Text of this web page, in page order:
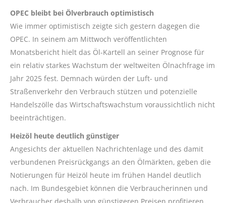
OPEC bleibt bei Ölverbrauch optimistisch
Wie immer optimistisch zeigte sich gestern dagegen die
OPEC. In seinem am Mittwoch veröffentlichten
Monatsbericht hielt das Öl-Kartell an seiner Prognose für
ein relativ starkes Wachstum der weltweiten Ölnachfrage im
Jahr 2025 fest. Demnach würden der Luft- und
Straßenverkehr den Verbrauch stützen und potenzielle
Handelszölle das Wirtschaftswachstum voraussichtlich nicht
beeinträchtigen.
Heizöl heute deutlich günstiger
Angesichts der aktuellen Nachrichtenlage und des damit
verbundenen Preisrückgangs an den Ölmärkten, geben die
Notierungen für Heizöl heute im frühen Handel deutlich
nach. Im Bundesgebiet können die Verbraucherinnen und